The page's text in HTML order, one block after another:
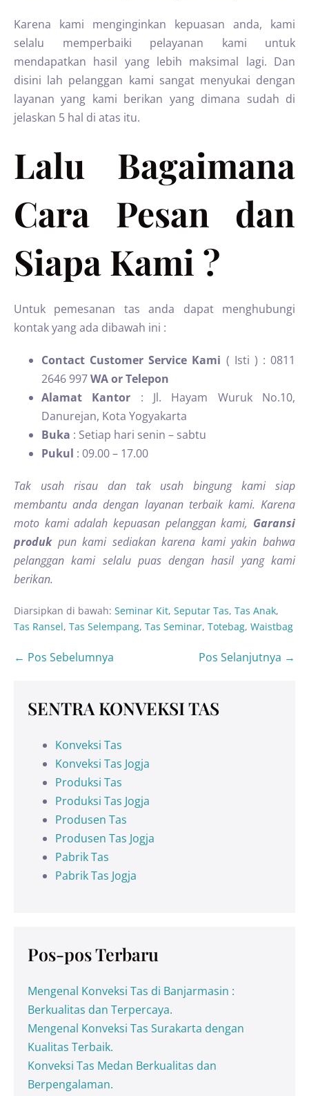
Karena kami menginginkan kepuasan anda, kami
selalu memperbaiki pelayanan kami untuk
mendapatkan hasil yang lebih maksimal lagi. Dan
disini lah pelanggan kami sangat menyukai dengan
layanan yang kami berikan yang dimana sudah di
jelaskan 5 hal di atas itu.
Lalu Bagaimana
Cara Pesan dan
Siapa Kami ?
Untuk pemesanan tas anda dapat menghubungi
kontak yang ada dibawah ini :
Contact Customer Service Kami ( Isti ) : 0811
2646 997WA or Telepon
Alamat Kantor : Jl. Hayam Wuruk No.10,
Danurejan, Kota Yogyakarta
Buka : Setiap hari senin – sabtu
Pukul : 09.00 – 17.00
Tak usah risau dan tak usah bingung kami siap
membantu anda dengan layanan terbaik kami. Karena
moto kami adalah kepuasan pelanggan kami, Garansi
produkpun kami sediakan karena kami yakin bahwa
pelanggan kami selalu puas dengan hasil yang kami
berikan.
Diarsipkan di bawah: Seminar Kit, Seputar Tas, Tas Anak,
Tas Ransel, Tas Selempang, Tas Seminar, Totebag, Waistbag
← Pos Sebelumnya Pos Selanjutnya →
SENTRA KONVEKSI TAS
Konveksi Tas
Konveksi Tas Jogja
Produksi Tas
Produksi Tas Jogja
Produsen Tas
Produsen Tas Jogja
Pabrik Tas
Pabrik Tas Jogja
Pos-pos Terbaru
Mengenal Konveksi Tas di Banjarmasin :
Berkualitas dan Terpercaya.
Mengenal Konveksi Tas Surakarta dengan
Kualitas Terbaik.
Konveksi Tas Medan Berkualitas dan
Berpengalaman.